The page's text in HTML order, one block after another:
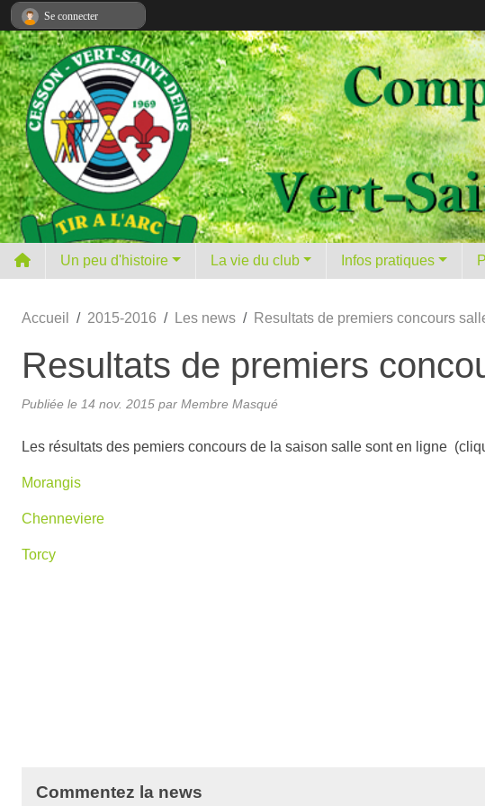
Un peu d'histoire La vie du club Infos pratiques
Accueil 2015-2016 Les news Resultats de premiers concours
Resultats de premiers
Publiée le 14 nov. 2015 par Membre Masqué
Les résultats des pemiers concours de la saison salle sont en ligne
Morangis
Chenneviere
Torcy
Commentez la news
Se connecter
Panneau de gestion des cookies